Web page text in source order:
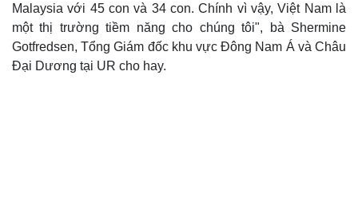
Malaysia với 45 con và 34 con. Chính vì vậy, Việt Nam là
một thị trường tiềm năng cho chúng tôi", bà Shermine
Gotfredsen, Tổng Giám đốc khu vực Đông Nam Á và Châu
Đại Dương tại UR cho hay.